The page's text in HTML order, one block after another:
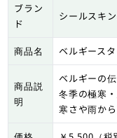
ブラン
ド
シールスキ
商品名 ベルギース
商品説
明
ベルギーの
冬季の極寒
寒さや雨か